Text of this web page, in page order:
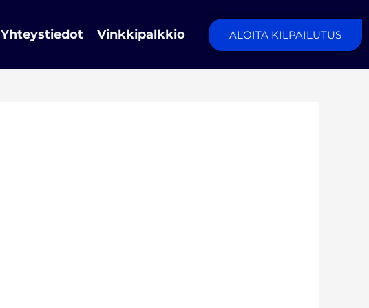
Yhteystiedot Vinkkipalkkio ALOITA KILPAILUTUS